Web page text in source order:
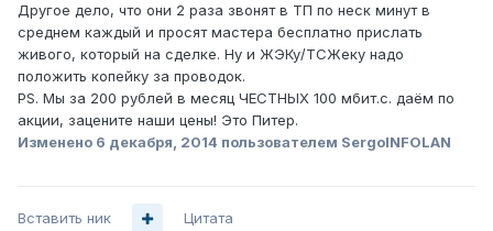
Другое дело, что они 2 раза звонят в ТП по неск минут в
среднем каждый и просят мастера бесплатно прислать
живого, который на сделке. Ну и ЖЭКу/ТСЖеку надо
положить копейку за проводок.
PS. Мы за 200 рублей в месяц ЧЕСТНЫХ 100 мбит.с. даём по
акции, зацените наши цены! Это Питер.
Изменено 6 декабря, 2014 пользователем SergoINFOLAN
Вставить ник Цитата